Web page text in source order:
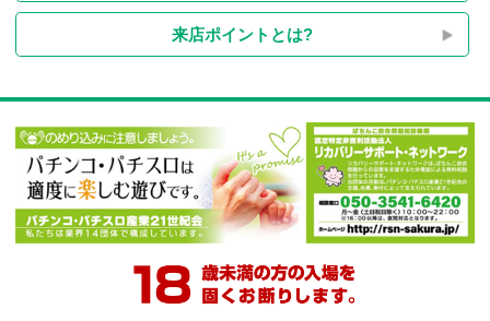
ダイナムカードとは?